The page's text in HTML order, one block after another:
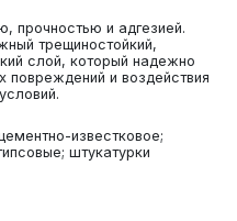
прочностью и адгезией.
трещиностойкий,
слой, который надежно
повреждений и воздействия
известковое;
штукатурки